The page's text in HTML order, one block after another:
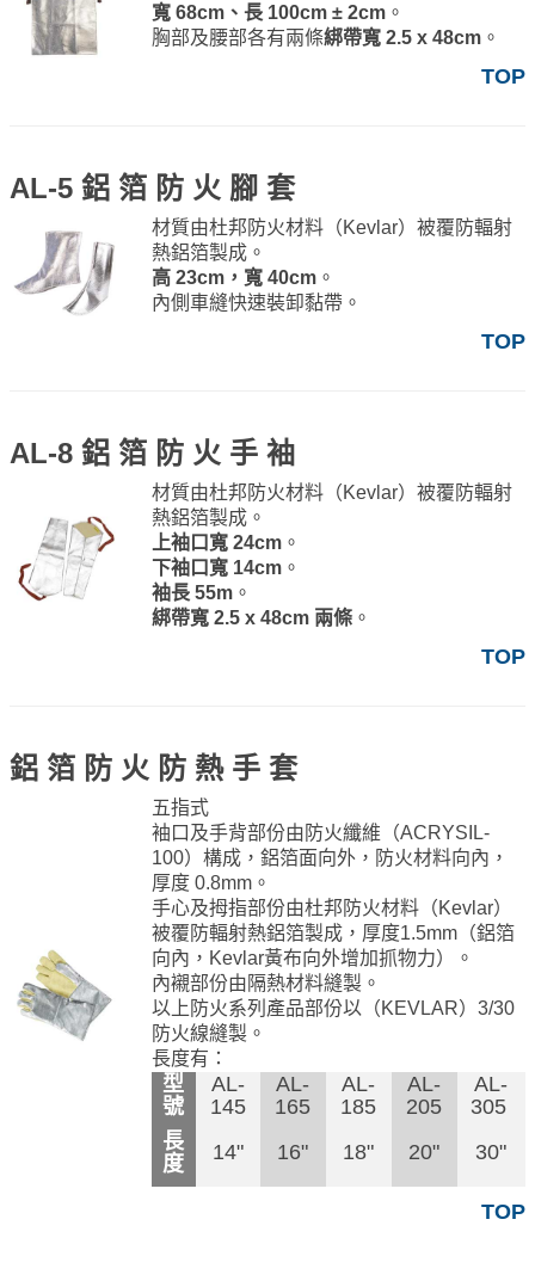
寬 68cm、長 100cm ± 2cm。
胸部及腰部各有兩條綁帶寬 2.5 x 48cm。
TOP
AL-5 鋁 箔 防 火 腳 套
材質由杜邦防火材料（Kevlar）被覆防輻射
熱鋁箔製成。
高 23cm，寬 40cm。
內側車縫快速裝卸黏帶。
TOP
AL-8 鋁 箔 防 火 手 袖
材質由杜邦防火材料（Kevlar）被覆防輻射
熱鋁箔製成。
上袖口寬 24cm。
下袖口寬 14cm。
袖長 55m。
綁帶寬 2.5 x 48cm 兩條。
TOP
鋁 箔 防 火 防 熱 手 套
五指式
袖口及手背部份由防火纖維（ACRYSIL-
100）構成，鋁箔面向外，防火材料向內，
厚度 0.8mm。
手心及拇指部份由杜邦防火材料（Kevlar）
被覆防輻射熱鋁箔製成，厚度1.5mm（鋁箔
向內，Kevlar黃布向外增加抓物力）。
內襯部份由隔熱材料縫製。
以上防火系列產品部份以（KEVLAR）3/30
防火線縫製。
長度有：
型
號
AL-
145
AL-
165
AL-
185
AL-
205
AL-
305
長
度
14" 16" 18" 20" 30"
TOP